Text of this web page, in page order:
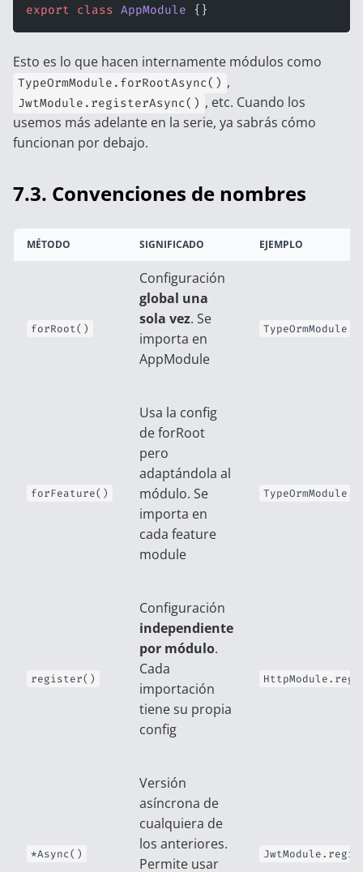
export class AppModule {}
Esto es lo que hacen internamente módulos como
TypeOrmModule.forRootAsync() ,
JwtModule.registerAsync() , etc. Cuando los
usemos más adelante en la serie, ya sabrás cómo
funcionan por debajo.
7.3. Convenciones de nombres
MÉTODO SIGNIFICADO EJEMPLO
forRoot()
Configuración
global una
sola vez. Se
importa en
AppModule
forFeature()
Usa la config
de forRoot
pero
adaptándola al
módulo. Se
importa en
cada feature
module
register()
Configuración
independiente
por módulo.
Cada
importación
tiene su propia
config
*Async()
Versión
asíncrona de
cualquiera de
los anteriores.
Permite usar